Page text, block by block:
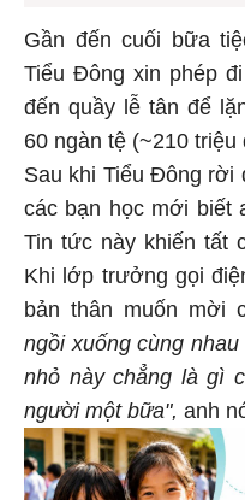
Gần đến cuối bữa
Tiểu Đông xin phép
đến quầy lễ tân để
60 ngàn tệ (~210 triệu
Sau khi Tiểu Đông rời
các bạn học mới biết
Tin tức này khiến tất
Khi lớp trưởng gọi
bản thân muốn mời
ngồi xuống cùng
nhỏ này chẳng là gì
người một bữa", anh